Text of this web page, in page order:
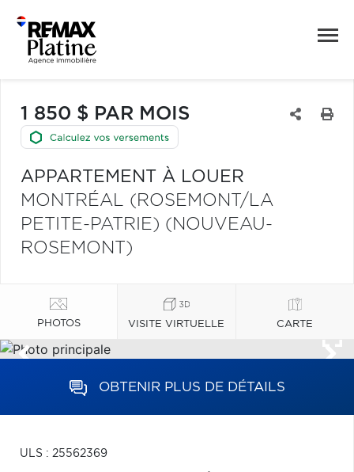
1 850 $ PAR MOIS
APPARTEMENT À LOUER
MONTRÉAL (ROSEMONT/LA
PETITE-PATRIE) (NOUVEAU-
ROSEMONT)
PHOTOS VISITE VIRTUELLE CARTE
OBTENIR PLUS DE DÉTAILS
ULS : 25562369